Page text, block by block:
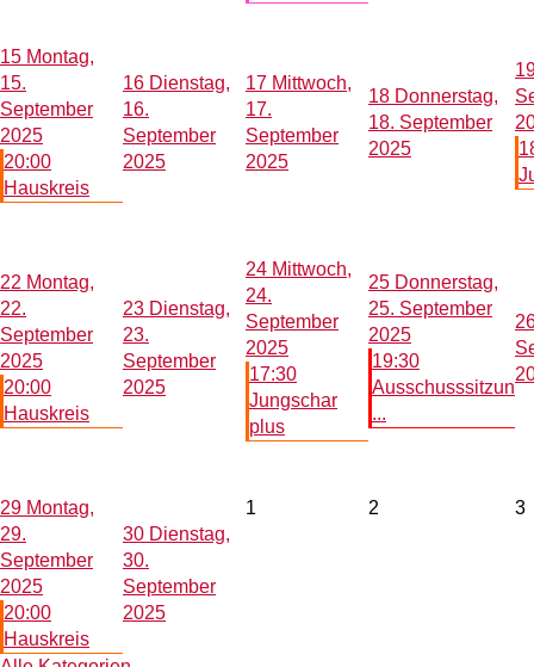
15 Montag,
15.
September
2025
20:00
Hauskreis
16 Dienstag,
16.
September
2025
17 Mittwoch,
17.
September
2025
18 Donnerstag,
18. September
2025
22 Montag,
22.
September
2025
20:00
Hauskreis
23 Dienstag,
23.
September
2025
24 Mittwoch,
24.
September
2025
17:30
Jungschar
plus
25 Donnerstag,
25. September
2025
19:30
Ausschusssitzun
...
29 Montag,
29.
September
2025
20:00
Hauskreis
30 Dienstag,
30.
September
2025
1 2 3